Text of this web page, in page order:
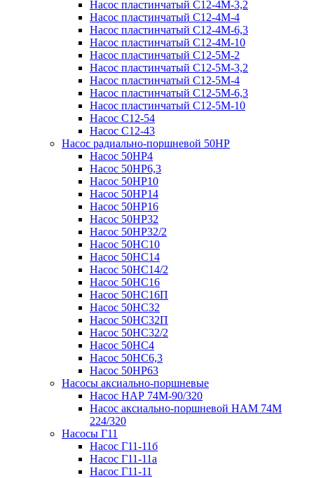
Насос пластинчатый С12-4М-3,2
Насос пластинчатый С12-4М-4
Насос пластинчатый С12-4М-6,3
Насос пластинчатый С12-4М-10
Насос пластинчатый С12-5М-2
Насос пластинчатый С12-5М-3,2
Насос пластинчатый С12-5М-4
Насос пластинчатый С12-5М-6,3
Насос пластинчатый С12-5М-10
Насос С12-54
Насос С12-43
Насос радиально-поршневой 50НР
Насос 50НР4
Насос 50НР6,3
Насос 50НР10
Насос 50НР14
Насос 50НР16
Насос 50НР32
Насос 50НР32/2
Насос 50НС10
Насос 50НС14
Насос 50НС14/2
Насос 50НС16
Насос 50НС16П
Насос 50НС32
Насос 50НС32П
Насос 50НС32/2
Насос 50НС4
Насос 50НС6,3
Насос 50НР63
Насосы аксиально-поршневые
Насос НАР 74M-90/320
Насос аксиально-поршневой НАМ 74М
224/320
Насосы Г11
Насос Г11-11б
Насос Г11-11а
Насос Г11-11